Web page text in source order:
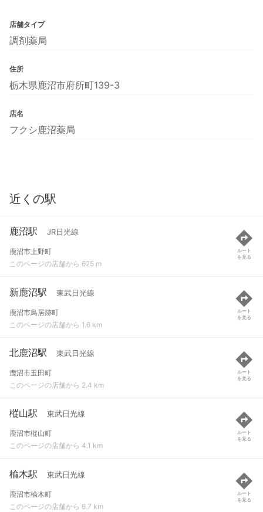
店舗タイプ
調剤薬局
住所
栃木県鹿沼市府所町139-3
店名
フクシ鹿沼薬局
近くの駅
鹿沼駅 JR日光線
鹿沼市上野町
このページの店舗から 625 m
ルート
を見る
新鹿沼駅 東武日光線
鹿沼市鳥居跡町
このページの店舗から 1.6 km
ルート
を見る
北鹿沼駅 東武日光線
鹿沼市玉田町
このページの店舗から 2.4 km
ルート
を見る
樅山駅 東武日光線
鹿沼市樅山町
このページの店舗から 4.1 km
ルート
を見る
楡木駅 東武日光線
鹿沼市楡木町
このページの店舗から 6.7 km
ルート
を見る